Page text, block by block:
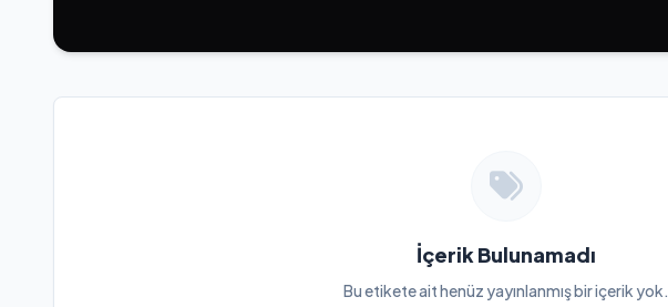
İçerik Bulunamadı
Bu etikete ait henüz yayınlanmış bir içerik yok.